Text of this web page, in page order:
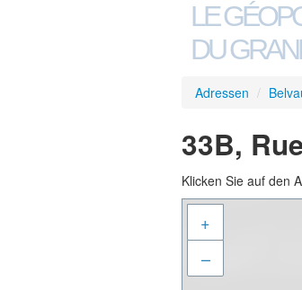
LE
DU
Adressen /
33B,
Klicken Sie auf den
+
–